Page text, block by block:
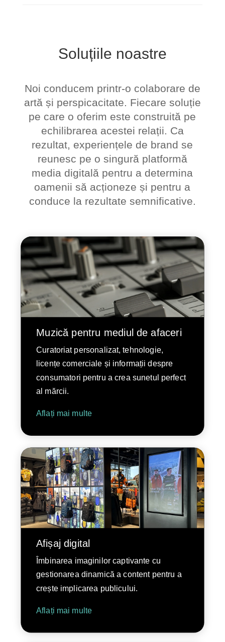
Soluțiile noastre
Noi conducem printr-o colaborare de
artă și perspicacitate. Fiecare soluție
pe care o oferim este construită pe
echilibrarea acestei relații. Ca
rezultat, experiențele de brand se
reunesc pe o singură platformă
media digitală pentru a determina
oamenii să acționeze și pentru a
conduce la rezultate semnificative.
Muzică pentru mediul de afaceri
Curatoriat personalizat, tehnologie,
licențe comerciale și informații despre
consumatori pentru a crea sunetul perfect
al mărcii.
Aflați mai multe
Afișaj digital
Îmbinarea imaginilor captivante cu
gestionarea dinamică a content pentru a
crește implicarea publicului.
Aflați mai multe